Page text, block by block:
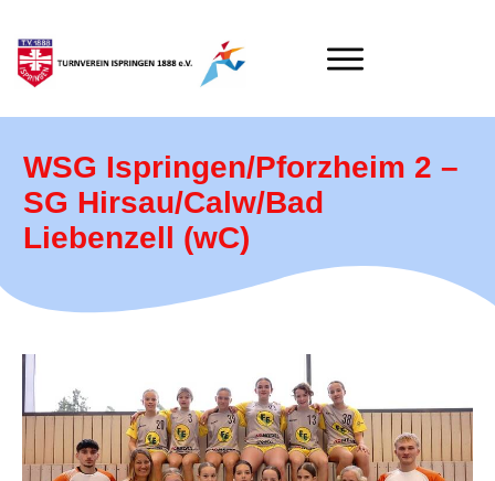
WSG Ispringen/Pforzheim 2 –
SG Hirsau/Calw/Bad
Liebenzell (wC)